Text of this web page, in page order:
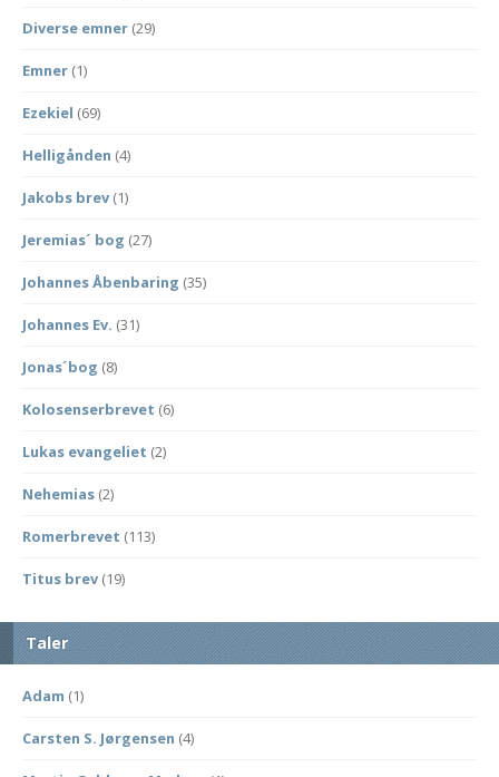
Diverse emner (29)
Emner (1)
Ezekiel (69)
Helligånden (4)
Jakobs brev (1)
Jeremias´ bog (27)
Johannes Åbenbaring (35)
Johannes Ev. (31)
Jonas´bog (8)
Kolosenserbrevet (6)
Lukas evangeliet (2)
Nehemias (2)
Romerbrevet (113)
Titus brev (19)
Taler
Adam (1)
Carsten S. Jørgensen (4)